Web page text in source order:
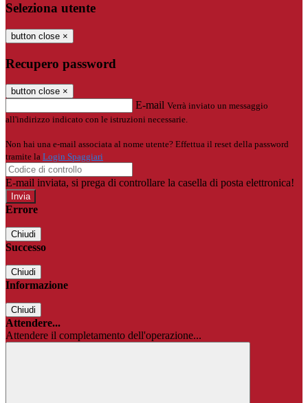
Seleziona utente
button close ×
Recupero password
button close ×
E-mail Verrà inviato un messaggio
all'indirizzo indicato con le istruzioni necessarie.
Non hai una e-mail associata al nome utente? Effettua il reset della password
tramite la Login Spaggiari
E-mail inviata, si prega di controllare la casella di posta elettronica!
Errore
Chiudi
Successo
Chiudi
Informazione
Chiudi
Attendere...
Attendere il completamento dell'operazione...